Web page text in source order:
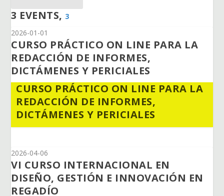
3 EVENTS, 3
2026-01-01
CURSO PRÁCTICO ON LINE PARA LA
REDACCIÓN DE INFORMES,
DICTÁMENES Y PERICIALES
CURSO PRÁCTICO ON LINE PARA LA
REDACCIÓN DE INFORMES,
DICTÁMENES Y PERICIALES
2026-04-06
VI CURSO INTERNACIONAL EN
DISEÑO, GESTIÓN E INNOVACIÓN EN
REGADÍO